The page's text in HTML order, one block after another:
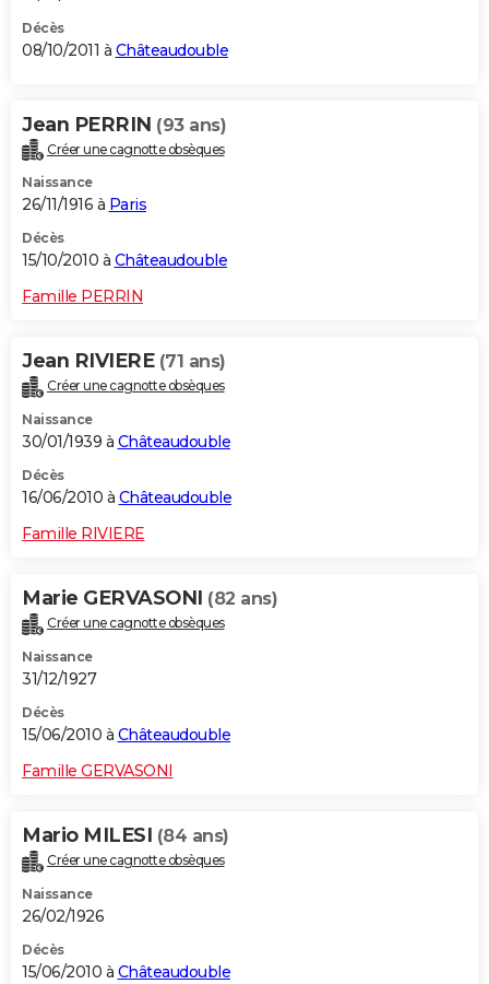
Décès
08/10/2011 à Châteaudouble
Jean PERRIN (93 ans)
Créer une cagnotte obsèques
Naissance
26/11/1916 à Paris
Décès
15/10/2010 à Châteaudouble
Famille PERRIN
Jean RIVIERE (71 ans)
Créer une cagnotte obsèques
Naissance
30/01/1939 à Châteaudouble
Décès
16/06/2010 à Châteaudouble
Famille RIVIERE
Marie GERVASONI (82 ans)
Créer une cagnotte obsèques
Naissance
31/12/1927
Décès
15/06/2010 à Châteaudouble
Famille GERVASONI
Mario MILESI (84 ans)
Créer une cagnotte obsèques
Naissance
26/02/1926
Décès
15/06/2010 à Châteaudouble